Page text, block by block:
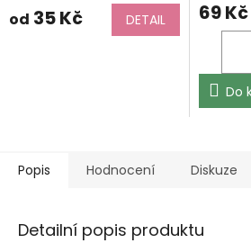
produktu
je
od 35 Kč DETAIL 69 Kč
Do
Popis Hodnocení Diskuze
Detailní popis produktu